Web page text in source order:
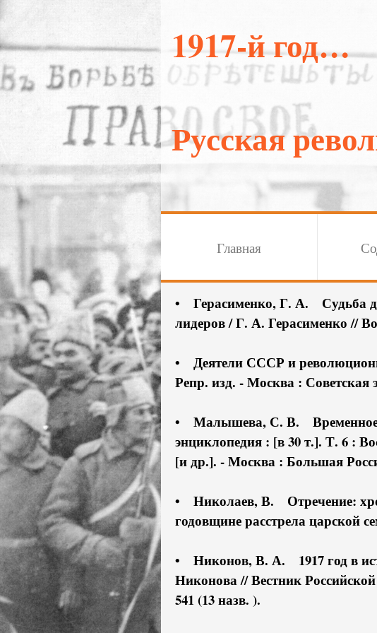
1917-й год…
Русская
Главная
• Герасименко, Г. А. Судьба
лидеров / Г. А. Герасименко //
• Деятели СССР и
Репр. изд. - Москва : Советская
• Малышева, С. В. Временное
энциклопедия : [в 30 т.]. Т. 6 :
[и др.]. - Москва : Большая
• Николаев, В. Отречение:
годовщине расстрела царской
• Никонов, В. А. 1917 год в
Никонова // Вестник
541 (13 назв. ).